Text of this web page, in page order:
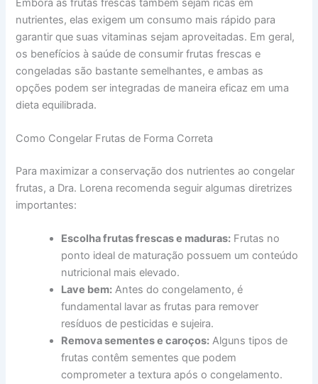
Embora as frutas frescas também sejam ricas em
nutrientes, elas exigem um consumo mais rápido para
garantir que suas vitaminas sejam aproveitadas. Em geral,
os benefícios à saúde de consumir frutas frescas e
congeladas são bastante semelhantes, e ambas as
opções podem ser integradas de maneira eficaz em uma
dieta equilibrada.
Como Congelar Frutas de Forma Correta
Para maximizar a conservação dos nutrientes ao congelar
frutas, a Dra. Lorena recomenda seguir algumas diretrizes
importantes:
Escolha frutas frescas e maduras: Frutas no
ponto ideal de maturação possuem um conteúdo
nutricional mais elevado.
Lave bem: Antes do congelamento, é
fundamental lavar as frutas para remover
resíduos de pesticidas e sujeira.
Remova sementes e caroços: Alguns tipos de
frutas contêm sementes que podem
comprometer a textura após o congelamento.